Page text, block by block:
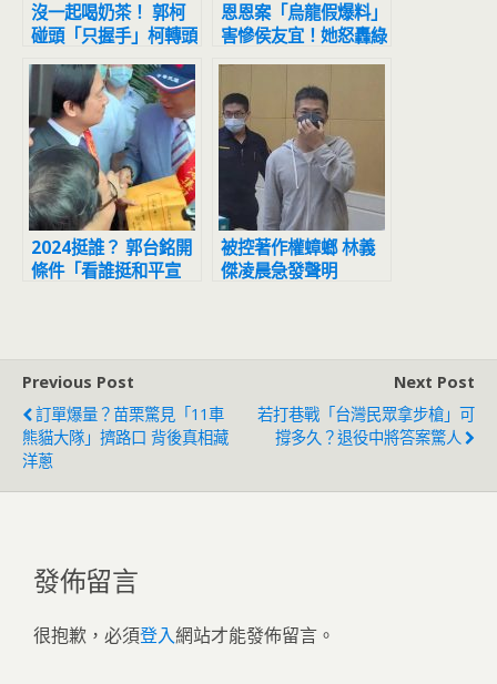
沒一起喝奶茶！ 郭柯
碰頭「只握手」柯轉頭
走
恩恩案「烏龍假爆料」
害慘侯友宜！她怒轟綠
委：抹黑了就跑
2024挺誰？ 郭台銘開
條件「看誰挺和平宣
被控著作權蟑螂 林義
傑凌晨急發聲明
Previous Post
訂單爆量？苗栗驚見「11車
熊貓大隊」擠路口 背後真相藏
洋蔥
Next Post
若打巷戰「台灣民眾拿步槍」可
撐多久？退役中將答案驚人
發佈留言
很抱歉，必須登入網站才能發佈留言。